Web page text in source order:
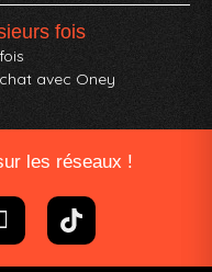
fois
avec Oney​
les réseaux !